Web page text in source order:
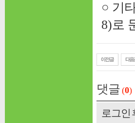
○ 기
8)로
댓글(0)
로그인